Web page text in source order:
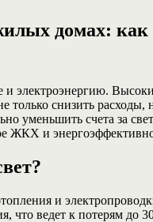
домах: как
электроэнергию.
только снизить
уменьшить счета за
ЖКХ и
и
что ведет к потерям до